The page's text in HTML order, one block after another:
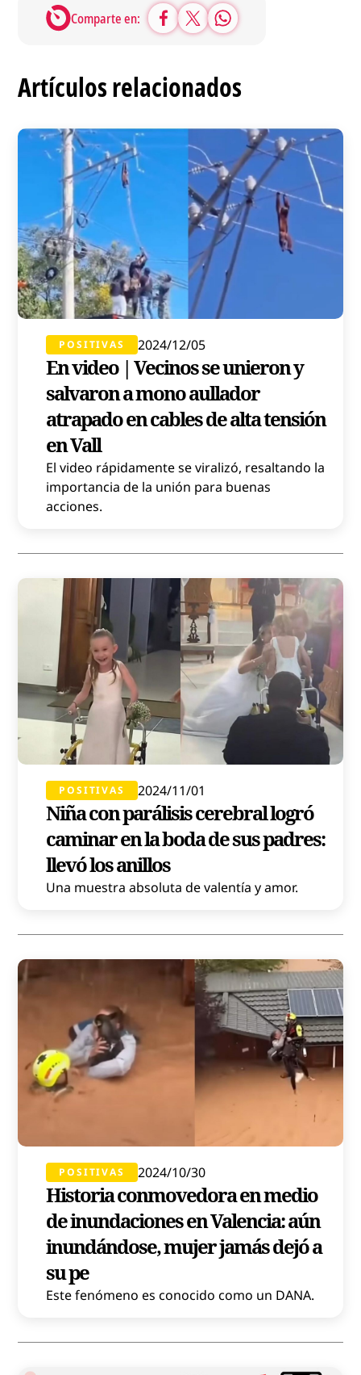
Comparte en:
Artículos relacionados
POSITIVAS 2024/12/05
En video | Vecinos se unieron y
salvaron a mono aullador
atrapado en cables de alta tensión
en Vall
El video rápidamente se viralizó, resaltando la
importancia de la unión para buenas
acciones.
POSITIVAS 2024/11/01
Niña con parálisis cerebral logró
caminar en la boda de sus padres:
llevó los anillos
Una muestra absoluta de valentía y amor.
POSITIVAS 2024/10/30
Historia conmovedora en medio
de inundaciones en Valencia: aún
inundándose, mujer jamás dejó a
su pe
Este fenómeno es conocido como un DANA.